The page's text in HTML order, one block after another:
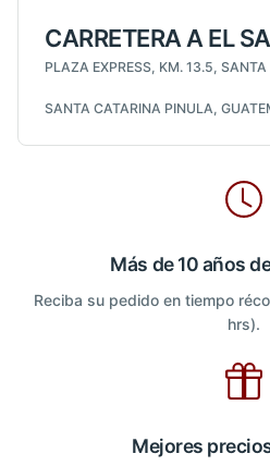
CARRETERA A EL
PLAZA EXPRESS, KM. 13.5,
SANTA CATARINA PINULA,
Más de 10 años
Reciba su pedido en tiempo
hrs).
Mejores